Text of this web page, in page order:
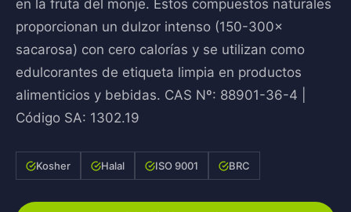
en la fruta del monje. Estos compuestos naturales
proporcionan un dulzor intenso (150-300×
sacarosa) con cero calorías y se utilizan como
edulcorantes de etiqueta limpia en productos
alimenticios y bebidas. CAS Nº: 88901-36-4 |
Código SA: 1302.19
Kosher Halal ISO 9001 BRC